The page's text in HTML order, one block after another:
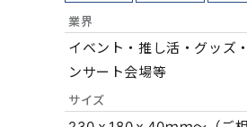
業界
イベント・推し活・グッズ
ンサート会場等
サイズ